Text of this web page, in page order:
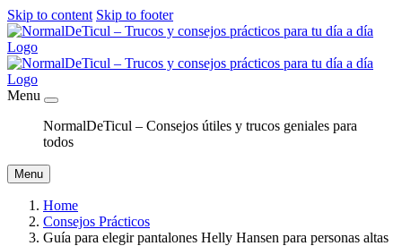
Skip to content Skip to footer
Menu
NormalDeTicul – Consejos útiles y trucos geniales para
todos
Menu
Home
Consejos Prácticos
Guía para elegir pantalones Helly Hansen para personas altas